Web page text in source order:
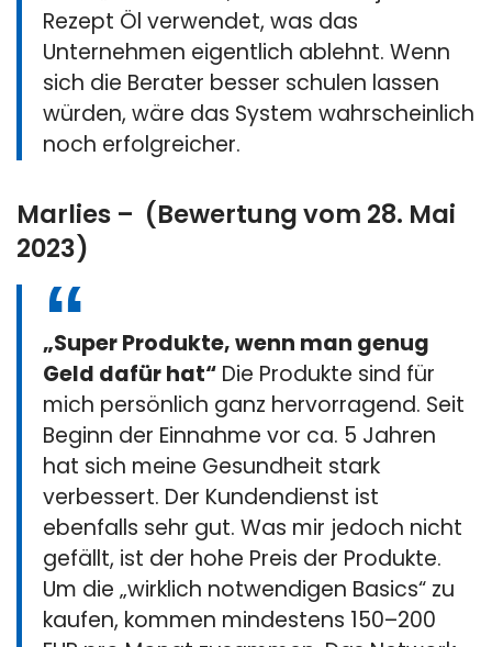
Rezept Öl verwendet, was das
Unternehmen eigentlich ablehnt. Wenn
sich die Berater besser schulen lassen
würden, wäre das System wahrscheinlich
noch erfolgreicher.
Marlies – (Bewertung vom 28. Mai
2023)
„Super Produkte, wenn man genug
Geld dafür hat“ Die Produkte sind für
mich persönlich ganz hervorragend. Seit
Beginn der Einnahme vor ca. 5 Jahren
hat sich meine Gesundheit stark
verbessert. Der Kundendienst ist
ebenfalls sehr gut. Was mir jedoch nicht
gefällt, ist der hohe Preis der Produkte.
Um die „wirklich notwendigen Basics“ zu
kaufen, kommen mindestens 150–200